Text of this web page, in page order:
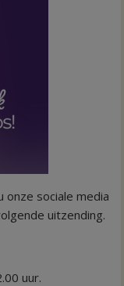
onze sociale media
uitzending.
uur.